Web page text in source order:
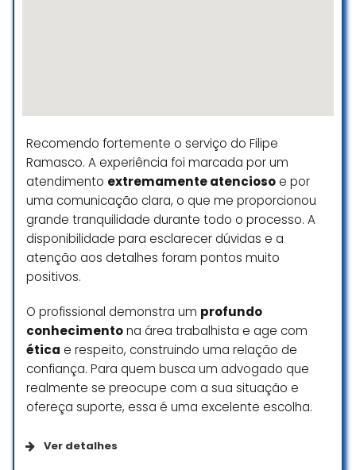
causa.
Eu só tenho a agradecer do fundo
do meu coração, obrigada Dr.
Augusto e sucesso no seu
escritório.
Atenciosamente, Sara
Sara Cunha
O trabalho do Dr. Augusto Xavier é
simplesmente admirável. Ele
combina um conhecimento
jurídico impecável com uma
atenção aos detalhes que faz
demonstra um cuidado genuíno
Recomendo fortemente o serviço do Filipe
Ramasco. A experiência foi marcada por um
atendimento extremamente atencioso e por
uma comunicação clara, o que me proporcionou
grande tranquilidade durante todo o processo. A
disponibilidade para esclarecer dúvidas e a
atenção aos detalhes foram pontos muito
positivos.
O profissional demonstra um profundo
conhecimentona área trabalhista e age com
ética e respeito, construindo uma relação de
confiança. Para quem busca um advogado que
realmente se preocupe com a sua situação e
ofereça suporte, essa é uma excelente escolha.
Ver detalhes